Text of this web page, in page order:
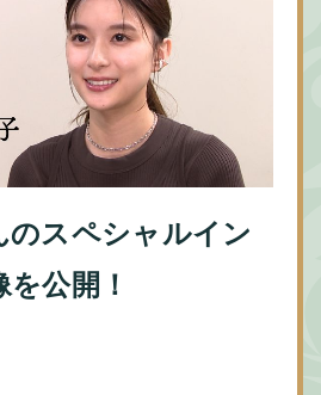
のスペシャルイン
公開！